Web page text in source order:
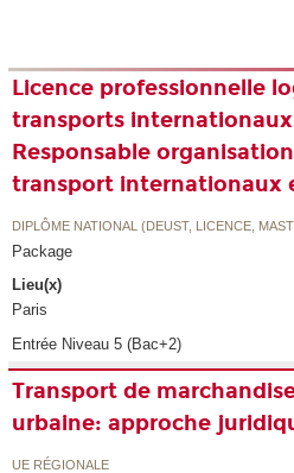
Licence professionnelle
transports internationaux
Responsable
transport internationaux
DIPLÔME NATIONAL (DEUST, LICENCE,
Package
Lieu(x)
Paris
Entrée Niveau 5 (Bac+2)
Transport de
urbaine: approche
UE RÉGIONALE